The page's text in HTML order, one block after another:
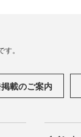
。
載のご案内